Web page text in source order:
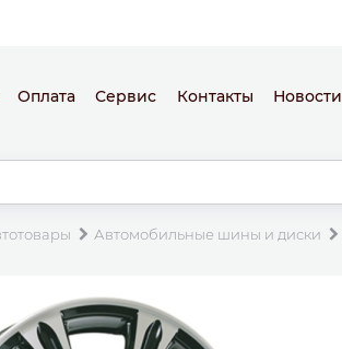
Оплата Сервис Контакты Новости
Автомобильные шины и диски